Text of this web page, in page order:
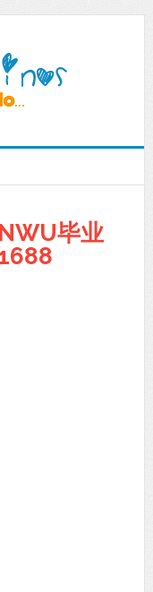
毕业